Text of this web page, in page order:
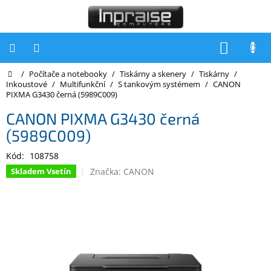
Počítače
Počítače
Notebooky
Tiskárny
Monitory
Domů
/ Počítače a notebooky / Tiskárny a skenery / Tiskárny /
Inkoustové / Multifunkční / S tankovým systémem / CANON
PIXMA G3430 černá (5989C009)
CANON PIXMA G3430 černá
(5989C009)
Kód: 108758
Skladem Vsetín Značka: CANON